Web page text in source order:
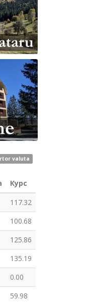
valuta
Курс
117.32
100.68
125.86
135.19
0.00
59.98